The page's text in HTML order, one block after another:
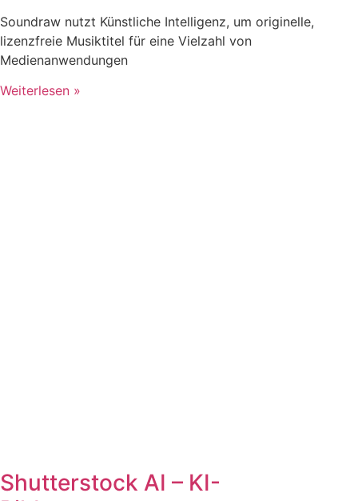
Soundraw nutzt Künstliche Intelligenz, um originelle,
lizenzfreie Musiktitel für eine Vielzahl von
Medienanwendungen
Weiterlesen »
Shutterstock AI – KI-